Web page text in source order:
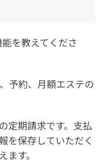
を教えてくださ
予約、月額エステの
定期請求です。支払
を保存していただく
す。